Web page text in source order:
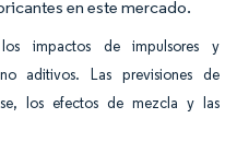
en este mercado.
los impactos de impulsores y
aditivos. Las previsiones de
los efectos de mezcla y las